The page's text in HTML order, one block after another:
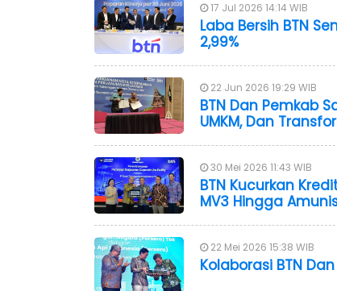
17 Jul 2026 14:14 WIB
Laba Bersih BTN
2,99%
22 Jun 2026 19:29 WIB
BTN Dan Pemkab
UMKM, Dan
30 Mei 2026 11:43 WIB
BTN Kucurkan
MV3 Hingga
22 Mei 2026 15:38 WIB
Kolaborasi BTN